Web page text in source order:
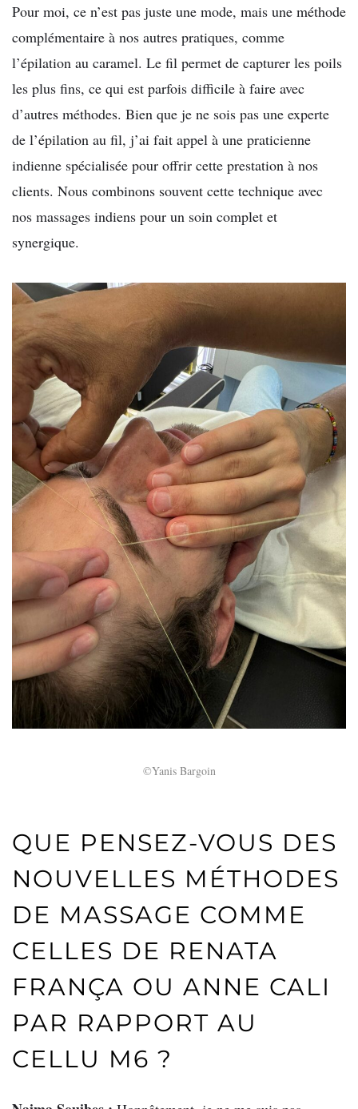
Pour moi, ce n’est pas juste une mode, mais une méthode
complémentaire à nos autres pratiques, comme
l’épilation au caramel. Le fil permet de capturer les poils
les plus fins, ce qui est parfois difficile à faire avec
d’autres méthodes. Bien que je ne sois pas une experte
de l’épilation au fil, j’ai fait appel à une praticienne
indienne spécialisée pour offrir cette prestation à nos
clients. Nous combinons souvent cette technique avec
nos massages indiens pour un soin complet et
synergique.
©Yanis Bargoin
QUE PENSEZ-VOUS DES
NOUVELLES MÉTHODES
DE MASSAGE COMME
CELLES DE RENATA
FRANÇA OU ANNE CALI
PAR RAPPORT AU
CELLU M6 ?